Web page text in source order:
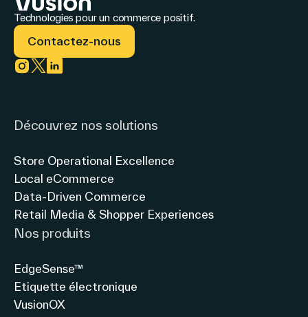
Technologies pour un commerce positif.
Contactez-nous
Découvrez nos solutions
Store Operational Excellence
Local eCommerce
Data-Driven Commerce
Retail Media & Shopper Experiences
Nos produits
EdgeSense™
Etiquette électronique
VusionOX